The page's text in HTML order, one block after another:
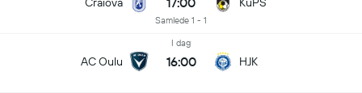
Samlede 1 - 1
AC Oulu
I dag
16:00 HJK